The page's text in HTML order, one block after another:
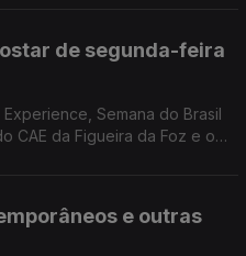
de segunda-feira
Semana do Brasil
CAE da Figueira da Foz e o
e outras